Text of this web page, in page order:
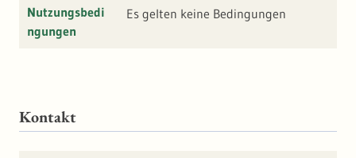
Nutzungsbedi
ngungen
Es gelten keine Bedingungen
Kontakt